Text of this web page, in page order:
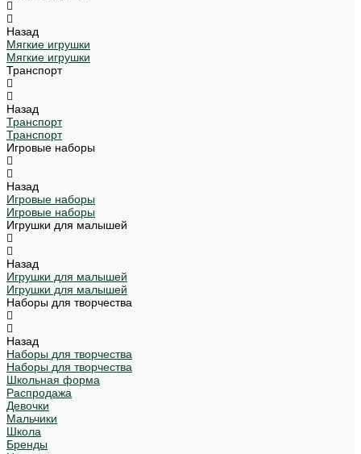
Назад
Мягкие игрушки
Мягкие игрушки
Транспорт
Назад
Транспорт
Транспорт
Игровые наборы
Назад
Игровые наборы
Игровые наборы
Игрушки для малышей
Назад
Игрушки для малышей
Игрушки для малышей
Наборы для творчества
Назад
Наборы для творчества
Наборы для творчества
Школьная форма
Распродажа
Девочки
Мальчики
Школа
Бренды